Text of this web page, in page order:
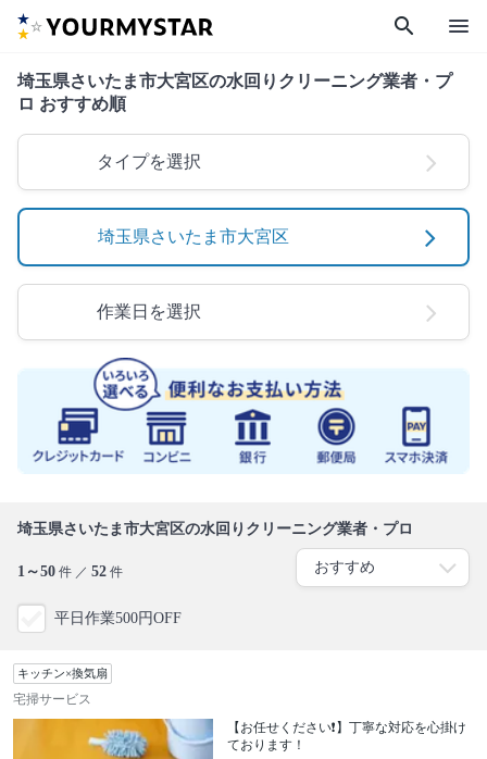
search menu
埼玉県さいたま市大宮区の水回りクリーニング業者・プ
ロ おすすめ順
タイプを選択
埼玉県さいたま市大宮区
作業日を選択
埼玉県さいたま市大宮区の水回りクリーニング業者・プロ
1～50 件 ／ 52 件
平日作業500円OFF
キッチン×換気扇
宅掃サービス
【お任せください❗️】丁寧な対応を心掛け
ております！